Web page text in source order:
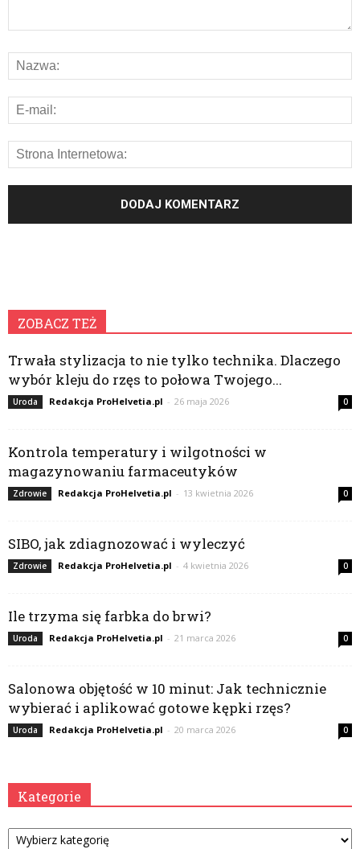
ZOBACZ TEŻ
Trwała stylizacja to nie tylko technika. Dlaczego
wybór kleju do rzęs to połowa Twojego...
Uroda Redakcja ProHelvetia.pl - 26 maja 2026 0
Kontrola temperatury i wilgotności w
magazynowaniu farmaceutyków
Zdrowie Redakcja ProHelvetia.pl - 13 kwietnia 2026 0
SIBO, jak zdiagnozować i wyleczyć
Zdrowie Redakcja ProHelvetia.pl - 4 kwietnia 2026 0
Ile trzyma się farbka do brwi?
Uroda Redakcja ProHelvetia.pl - 21 marca 2026 0
Salonowa objętość w 10 minut: Jak technicznie
wybierać i aplikować gotowe kępki rzęs?
Uroda Redakcja ProHelvetia.pl - 20 marca 2026 0
Kategorie
Kategorie